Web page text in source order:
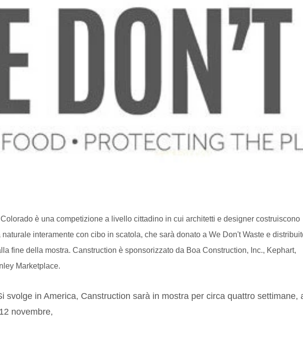
è una competizione a livello cittadino in cui architetti e designer costruiscono
interamente con cibo in scatola, che sarà donato a We Don't Waste e
fine della mostra. Canstruction è sponsorizzato da Boa Construction, Inc., Kephart,
Marketplace.
svolge in America, Canstruction sarà in mostra per circa quattro settimane,
novembre,